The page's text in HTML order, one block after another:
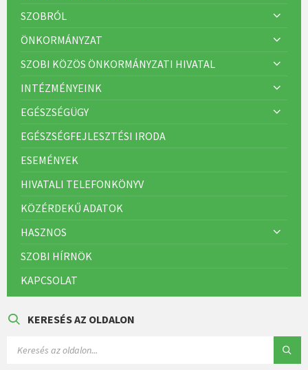
SZOBRÓL
ÖNKORMÁNYZAT
SZOBI KÖZÖS ÖNKORMÁNYZATI HIVATAL
INTÉZMÉNYEINK
EGÉSZSÉGÜGY
EGÉSZSÉGFEJLESZTÉSI IRODA
ESEMÉNYEK
HIVATALI TELEFONKÖNYV
KÖZÉRDEKŰ ADATOK
HASZNOS
SZOBI HÍRNÖK
KAPCSOLAT
KERESÉS AZ OLDALON